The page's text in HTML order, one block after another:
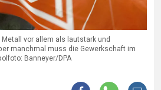
vor allem als lautstark und
manchmal muss die Gewerkschaft im
Banneyer/DPA